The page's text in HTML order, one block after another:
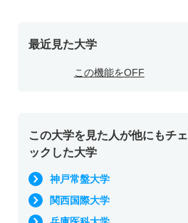
最近見た大学
この機能をOFF
この大学を見た人が他にもチェ
ックした大学
神戸常盤大学
関西国際大学